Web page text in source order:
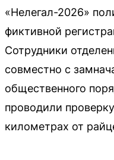
«Нелегал-2026»
фиктивной
Сотрудники
совместно с
общественного
проводили
километрах от